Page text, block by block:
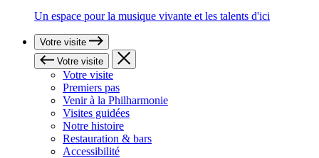
Un espace pour la musique vivante et les talents d'ici
Votre visite
Votre visite
Votre visite
Premiers pas
Venir à la Philharmonie
Visites guidées
Notre histoire
Restauration & bars
Accessibilité